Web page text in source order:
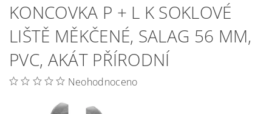
KONCOVKA P + L K SOKLOVÉ
LIŠTĚ MĚKČENÉ, SALAG 56 MM,
PVC, AKÁT PŘÍRODNÍ
Neohodnoceno